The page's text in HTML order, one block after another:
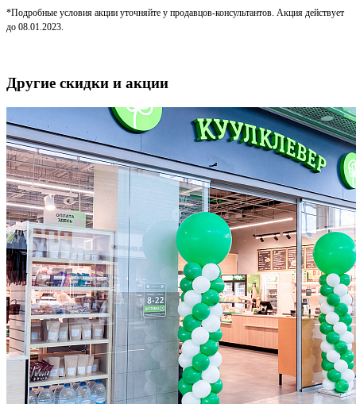
*Подробные условия акции уточняйте у продавцов-консультантов. Акция действует
до 08.01.2023.
Другие скидки и акции